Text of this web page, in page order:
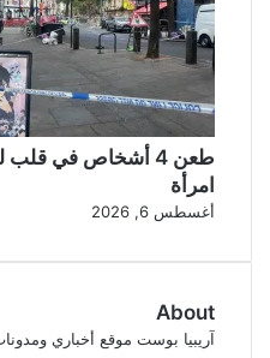
طعن 4 أشخاص في
امرأة
أغسطس 6, 2026
About
آريبيا بوست موقع أخباري